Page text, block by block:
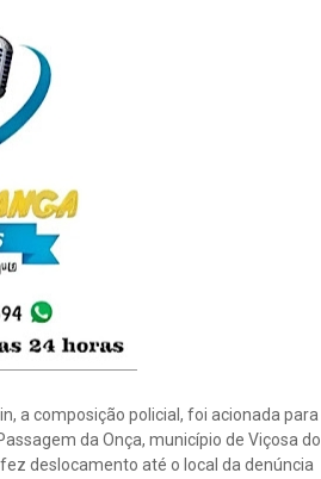
a composição policial, foi acionada para
da Onça, município de Viçosa do
deslocamento até o local da denúncia